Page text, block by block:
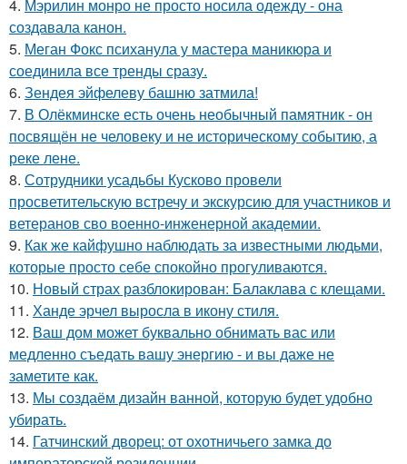
4. Мэрилин монро не просто носила одежду - она
создавала канон.
5. Меган Фокс психанула у мастера маникюра и
соединила все тренды сразу.
6. Зендея эйфелеву башню затмила!
7. В Олёкминске есть очень необычный памятник - он
посвящён не человеку и не историческому событию, а
реке лене.
8. Сотрудники усадьбы Кусково провели
просветительскую встречу и экскурсию для участников и
ветеранов сво военно-инженерной академии.
9. Как же кайфушно наблюдать за известными людьми,
которые просто себе спокойно прогуливаются.
10. Новый страх разблокирован: Балаклава с клещами.
11. Ханде эрчел выросла в икону стиля.
12. Ваш дом может буквально обнимать вас или
медленно съедать вашу энергию - и вы даже не
заметите как.
13. Мы создаём дизайн ванной, которую будет удобно
убирать.
14. Гатчинский дворец: от охотничьего замка до